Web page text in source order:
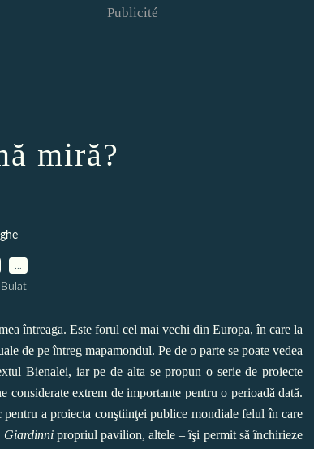
Publicité
miră?
întreaga. Este forul cel mai vechi din Europa, în care la
de pe întreg mapamondul. Pe de o parte se poate vedea
Bienalei, iar pe de alta se propun o serie de proiecte
extrem de importante pentru o perioadă dată.
a proiecta conştiinţei publice mondiale felul în care
Giardinnipropriul pavilion, altele – îşi permit să închirieze